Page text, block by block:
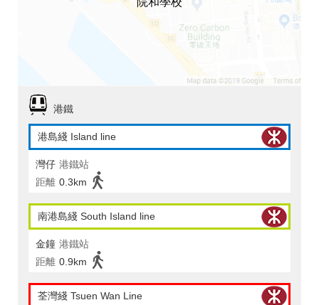
港鐵
港島綫 Island line
灣仔 港鐵站
距離 0.3km
南港島綫 South Island line
金鐘 港鐵站
距離 0.9km
荃灣綫 Tsuen Wan Line